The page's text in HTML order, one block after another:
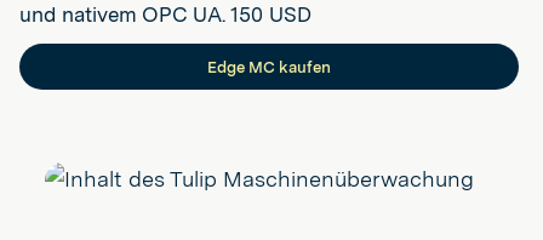
und nativem OPC UA. 150 USD
Edge MC kaufen